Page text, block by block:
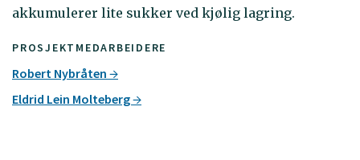
PROSJEKTMEDARBEIDERE
Robert Nybråten
Eldrid Lein Molteberg
akkumulerer lite sukker ved kjølig lagring.